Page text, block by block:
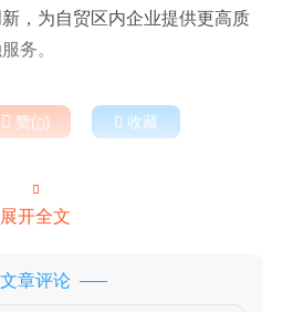
，为自贸区内企业提供更高质
务。
 赞()  收藏

展开全文
文章评论